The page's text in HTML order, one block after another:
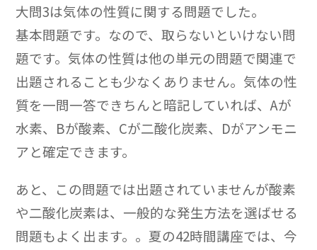
大問3は気体の性質に関する問題でした。
基本問題です。なので、取らないといけない問
題です。気体の性質は他の単元の問題で関連で
出題されることも少なくありません。気体の性
質を一問一答できちんと暗記していれば、Aが
水素、Bが酸素、Cが二酸化炭素、Dがアンモニ
アと確定できます。
あと、この問題では出題されていませんが酸素
や二酸化炭素は、一般的な発生方法を選ばせる
問題もよく出ます。。夏の42時間講座では、今